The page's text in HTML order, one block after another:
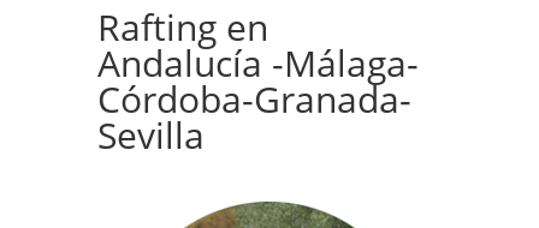
Rafting en
Andalucía -Málaga-
Córdoba-Granada-
Sevilla